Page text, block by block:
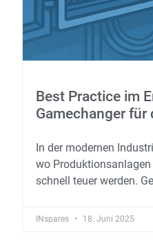
Best Practice im
Gamechanger
In der modernen
wo
schnell teuer werden.
INspares 18. Juni 2025